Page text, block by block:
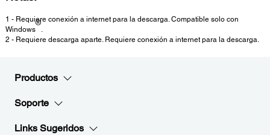
1 - Requiere conexión a internet para la descarga. Compatible solo con
Windows
®
.
2 - Requiere descarga aparte. Requiere conexión a internet para la descarga.
Productos
Soporte
Links Sugeridos